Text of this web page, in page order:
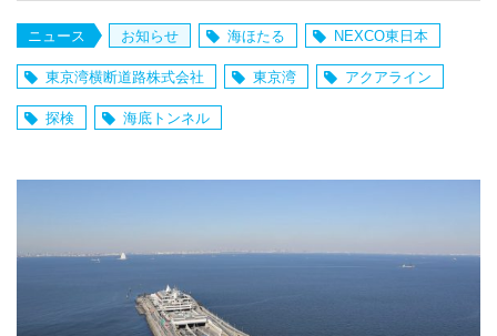
ニュース お知らせ 海ほたる NEXCO東日本
東京湾横断道路株式会社 東京湾 アクアライン
探検 海底トンネル